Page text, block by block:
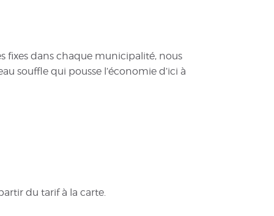
fixes dans chaque municipalité, nous
souffle qui pousse l’économie d’ici à
du tarif à la carte.